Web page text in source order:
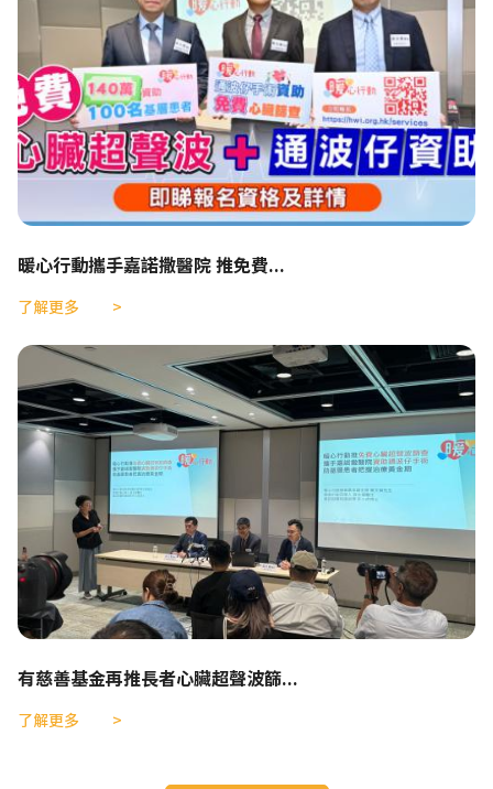
暖心行動攜手嘉諾撒醫院 推免費...
了解更多
有慈善基金再推長者心臟超聲波篩...
了解更多